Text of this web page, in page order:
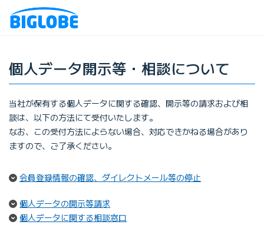
個人データ開示等・相談について
当社が保有する個人データに関する確認、開示等の請求および相
談は、以下の方法にて受付いたします。
なお、この受付方法によらない場合、対応できかねる場合があり
ますので、ご了承ください。
会員登録情報の確認、ダイレクトメール等の停止
個人データの開示等請求
個人データに関する相談窓口